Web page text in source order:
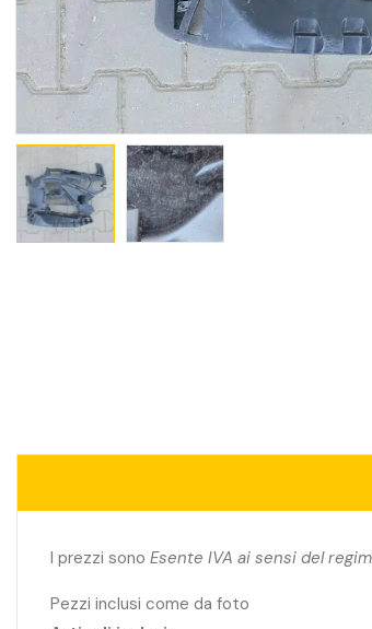
I prezzi sono Esente IVA ai sensi del
Pezzi inclusi come da foto